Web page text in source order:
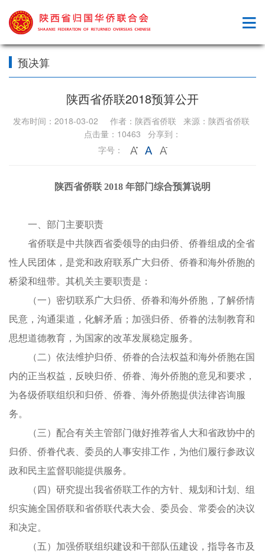
预决算
陕西省侨联2018预算公开
发布时间：2018-03-02 作者：陕西省侨联 来源：陕西省侨联
点击量：10463 分享到：
字号：
陕西省侨联 2018 年部门综合预算说明
一、部门主要职责
省侨联是中共陕西省委领导的由归侨、侨眷组成的全省
性人民团体，是党和政府联系广大归侨、侨眷和海外侨胞的
桥梁和纽带。其机关主要职责是：
（一）密切联系广大归侨、侨眷和海外侨胞，了解侨情
民意，沟通渠道，化解矛盾；加强归侨、侨眷的法制教育和
思想道德教育，为国家的改革发展稳定服务。
（二）依法维护归侨、侨眷的合法权益和海外侨胞在国
内的正当权益，反映归侨、侨眷、海外侨胞的意见和要求，
为各级侨联组织和归侨、侨眷、海外侨胞提供法律咨询服
务。
（三）配合有关主管部门做好推荐省人大和省政协中的
归侨、侨眷代表、委员的人事安排工作，为他们履行参政议
政和民主监督职能提供服务。
（四）研究提出我省侨联工作的方针、规划和计划、组
织实施全国侨联和省侨联代表大会、委员会、常委会的决议
和决定。
（五）加强侨联组织建设和干部队伍建设，指导各市及